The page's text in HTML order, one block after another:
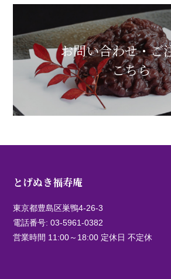
お問い合わせ・ご
こちら
とげぬき福寿庵
東京都豊島区巣鴨4-26-3
電話番号:03-5961-0382
営業時間 11:00～18:00 定休日 不定休